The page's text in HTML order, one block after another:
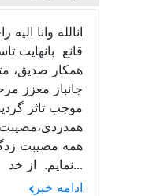
انالله وانا
قانع بانهایت
همکار صدیق،
جانباز معزز
موجب تاثر
همه مصیبت
نمایم. از خد...
ادامه خبر